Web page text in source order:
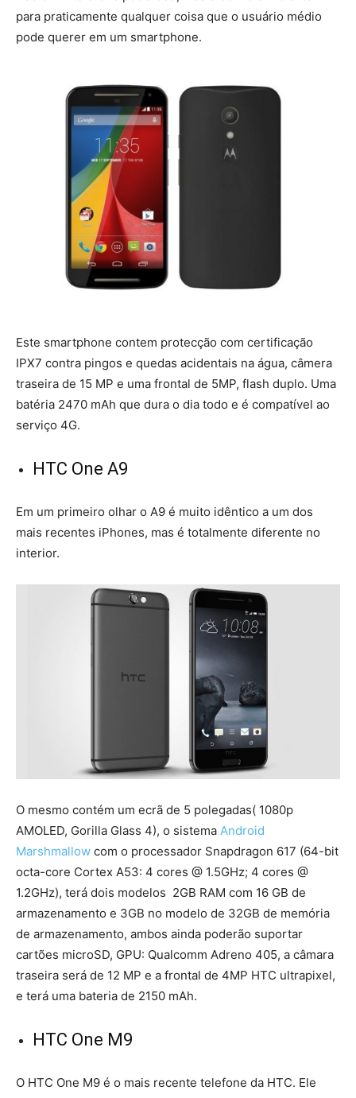
para praticamente qualquer coisa que o usuário médio
pode querer em um smartphone.
Este smartphone contem protecção com certificação
IPX7 contra pingos e quedas acidentais na água, câmera
traseira de 15 MP e uma frontal de 5MP, flash duplo. Uma
batéria 2470 mAh que dura o dia todo e é compatível ao
serviço 4G.
HTC One A9
Em um primeiro olhar o A9 é muito idêntico a um dos
mais recentes iPhones, mas é totalmente diferente no
interior.
O mesmo contém um ecrã de 5 polegadas( 1080p
AMOLED, Gorilla Glass 4), o sistema Android
Marshmallow com o processador Snapdragon 617 (64-bit
octa-core Cortex A53: 4 cores @ 1.5GHz; 4 cores @
1.2GHz), terá dois modelos 2GB RAM com 16 GB de
armazenamento e 3GB no modelo de 32GB de memória
de armazenamento, ambos ainda poderão suportar
cartões microSD, GPU: Qualcomm Adreno 405, a câmara
traseira será de 12 MP e a frontal de 4MP HTC ultrapixel,
e terá uma bateria de 2150 mAh.
HTC One M9
O HTC One M9 é o mais recente telefone da HTC. Ele